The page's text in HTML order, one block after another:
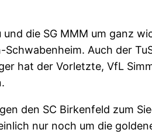
die SG MMM um ganz
Auch der
hat der Vorletzte, VfL
den SC Birkenfeld zum
nur noch um die